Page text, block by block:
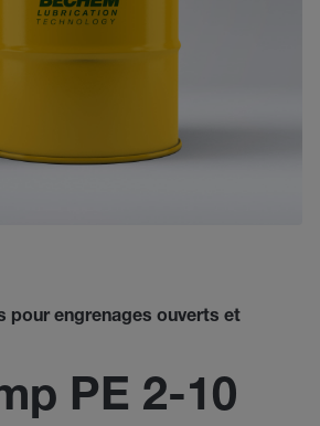
pour engrenages ouverts et
PE 2-10